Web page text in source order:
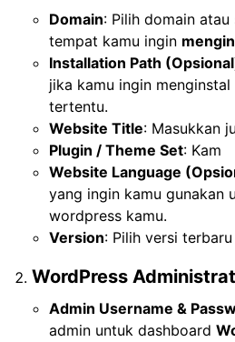
Domain: Pilih domain atau
tempat kamu ingin
Installation Path
jika kamu ingin
tertentu.
Website Title: Masukkan
Plugin / Theme Set: Kam
Website Language
yang ingin kamu gunakan
wordpress kamu.
Version: Pilih versi
WordPress
Admin Username &
admin untuk dashboard